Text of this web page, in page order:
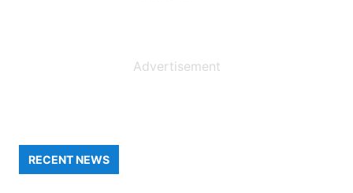
Advertisement
RECENT NEWS